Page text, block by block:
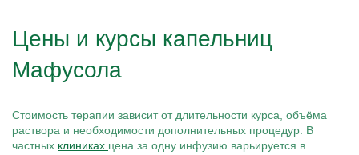
Цены и курсы капельниц
Мафусола
Стоимость терапии зависит от длительности курса, объёма
раствора и необходимости дополнительных процедур. В
частных клиниках цена за одну инфузию варьируется в